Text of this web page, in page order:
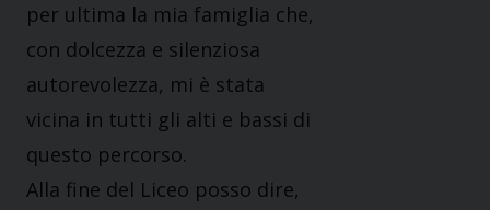
per ultima la mia famiglia che,
con dolcezza e silenziosa
autorevolezza, mi è stata
vicina in tutti gli alti e bassi di
questo percorso.
Alla fine del Liceo posso dire,